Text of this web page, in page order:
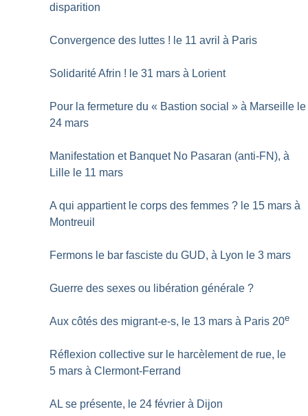
disparition
Convergence des luttes ! le 11 avril à Paris
Solidarité Afrin ! le 31 mars à Lorient
Pour la fermeture du « Bastion social » à Marseille le
24 mars
Manifestation et Banquet No Pasaran (anti-FN), à
Lille le 11 mars
A qui appartient le corps des femmes ? le 15 mars à
Montreuil
Fermons le bar fasciste du GUD, à Lyon le 3 mars
Guerre des sexes ou libération générale ?
Aux côtés des migrant-e-s, le 13 mars à Paris 20e
Réflexion collective sur le harcèlement de rue, le
5 mars à Clermont-Ferrand
AL se présente, le 24 février à Dijon